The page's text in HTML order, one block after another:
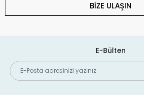
BİZE ULAŞIN
E-Bülten